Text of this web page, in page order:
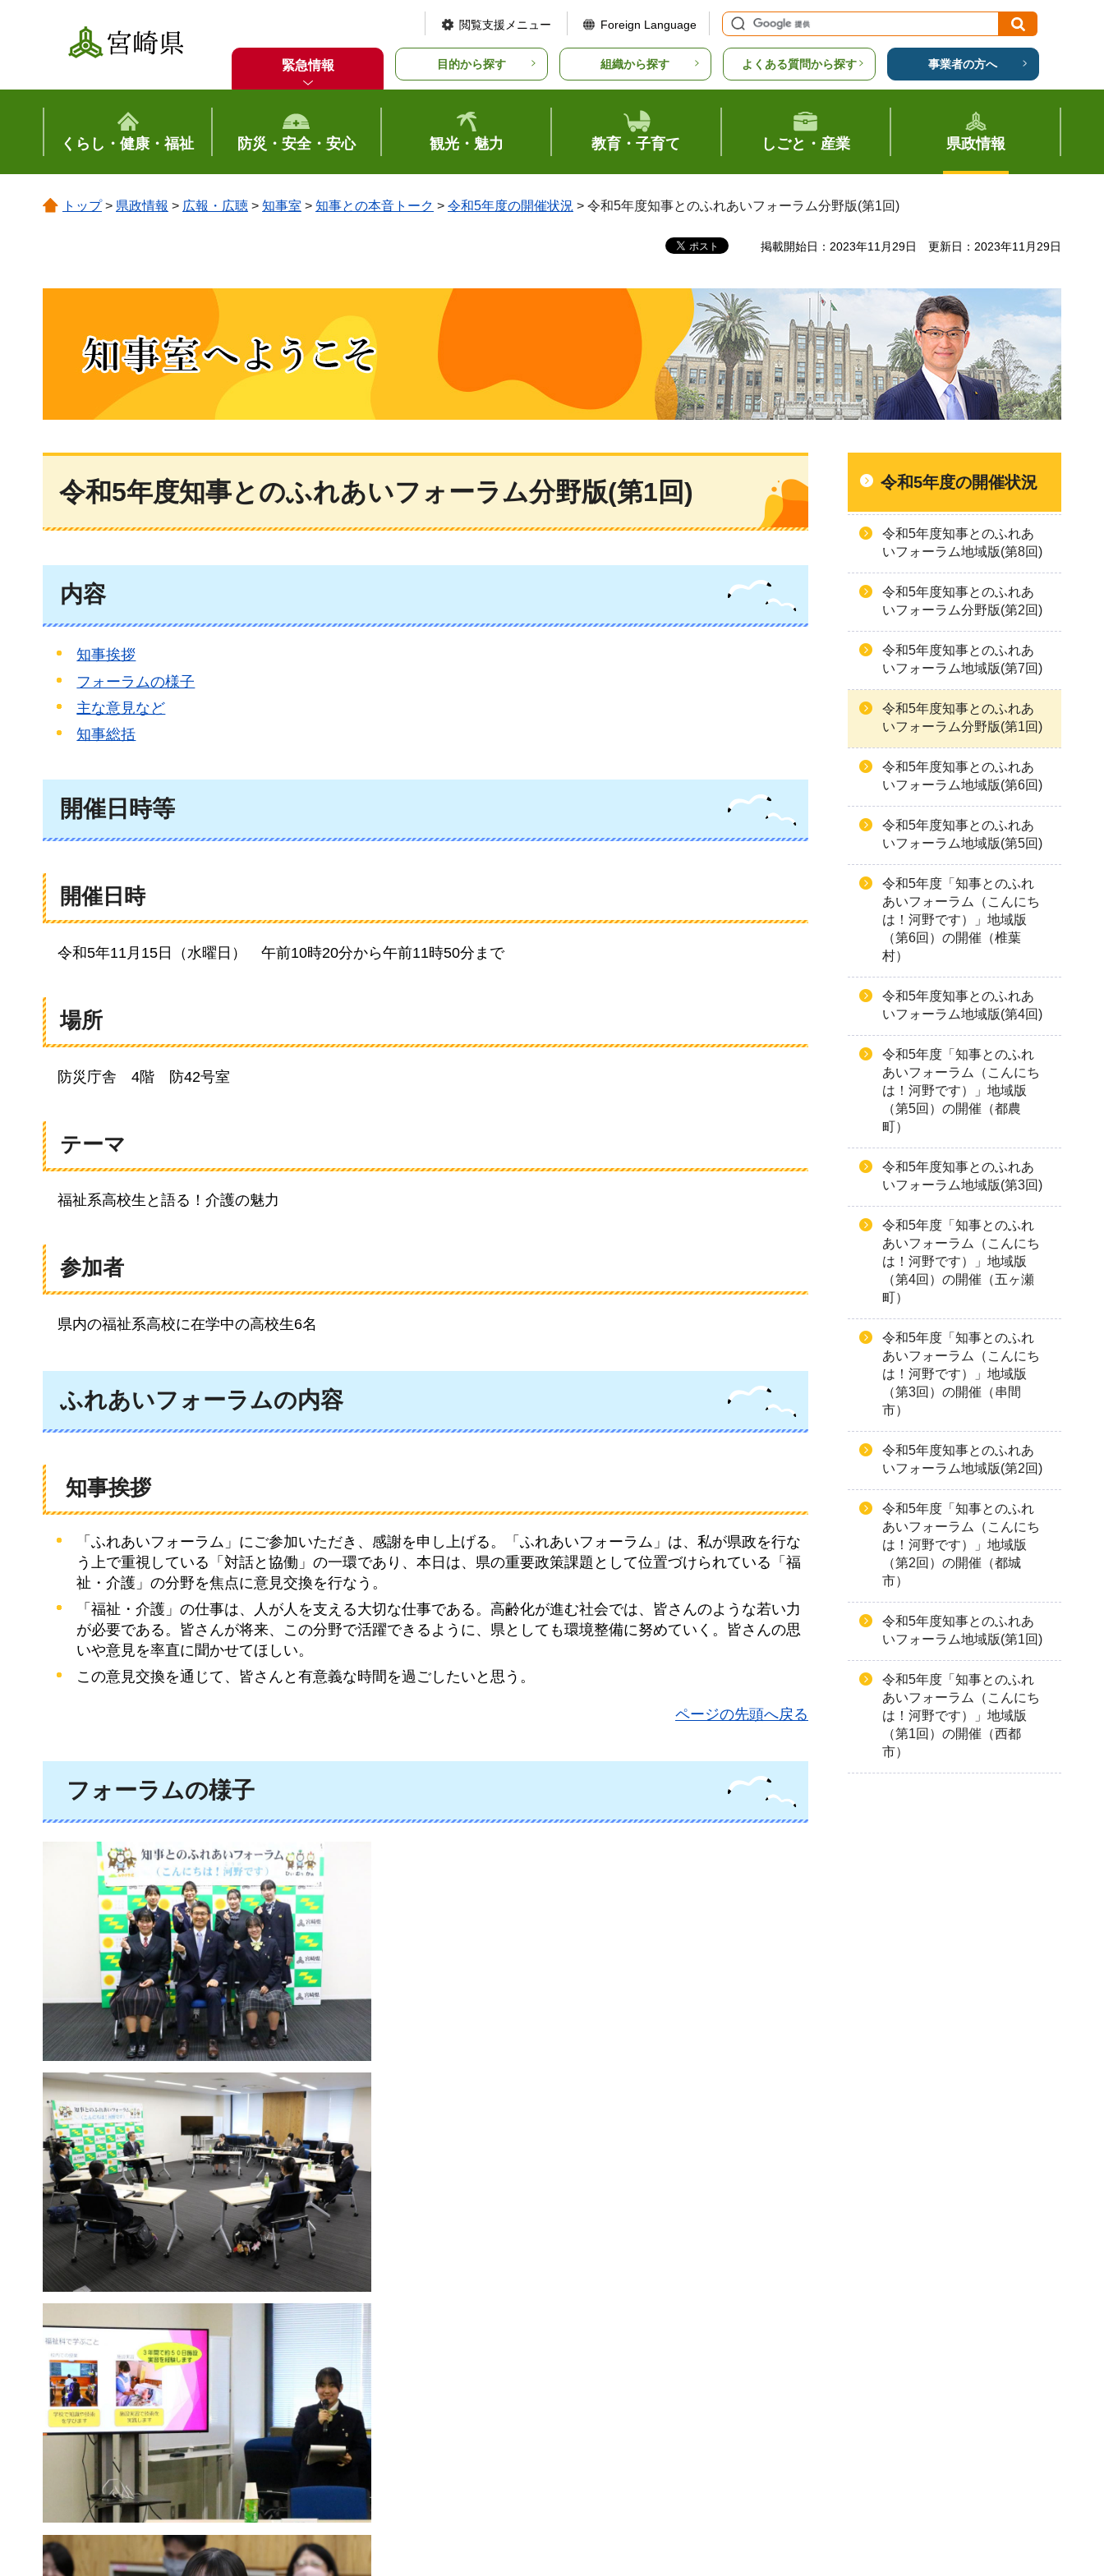
宮崎県
閲覧支援メニュー Foreign Language
緊急情報 目的から探す 組織から探す よくある質問から探す 事業者の方へ
くらし・健康・福祉 防災・安全・安心 観光・魅力 教育・子育て しごと・産業 県政情報
トップ> 県政情報 > 広報・広聴 > 知事室 > 知事との本音トーク > 令和5年度の開催状況 > 令和5年度知事とのふれあいフォーラム分野版(第1回)
掲載開始日：2023年11月29日 更新日：2023年11月29日
令和5年度知事とのふれあいフォーラム分野版(第1回)
内容
知事挨拶
フォーラムの様子
主な意見など
知事総括
開催日時等
開催日時
令和5年11月15日（水曜日） 午前10時20分から午前11時50分まで
場所
防災庁舎 4階 防42号室
テーマ
福祉系高校生と語る！介護の魅力
参加者
県内の福祉系高校に在学中の高校生6名
ふれあいフォーラムの内容
知事挨拶
「ふれあいフォーラム」にご参加いただき、感謝を申し上げる。「ふれあいフォーラム」は、私が県政を行な
う上で重視している「対話と協働」の一環であり、本日は、県の重要政策課題として位置づけられている「福
祉・介護」の分野を焦点に意見交換を行なう。
「福祉・介護」の仕事は、人が人を支える大切な仕事である。高齢化が進む社会では、皆さんのような若い力
が必要である。皆さんが将来、この分野で活躍できるように、県としても環境整備に努めていく。皆さんの思
いや意見を率直に聞かせてほしい。
この意見交換を通じて、皆さんと有意義な時間を過ごしたいと思う。
ページの先頭へ戻る
フォーラムの様子
令和5年度の開催状況
令和5年度知事とのふれあ
いフォーラム地域版(第8回)
令和5年度知事とのふれあ
いフォーラム分野版(第2回)
令和5年度知事とのふれあ
いフォーラム地域版(第7回)
令和5年度知事とのふれあ
いフォーラム分野版(第1回)
令和5年度知事とのふれあ
いフォーラム地域版(第6回)
令和5年度知事とのふれあ
いフォーラム地域版(第5回)
令和5年度「知事とのふれ
あいフォーラム（こんにち
は！河野です）」地域版
（第6回）の開催（椎葉
村）
令和5年度知事とのふれあ
いフォーラム地域版(第4回)
令和5年度「知事とのふれ
あいフォーラム（こんにち
は！河野です）」地域版
（第5回）の開催（都農
町）
令和5年度知事とのふれあ
いフォーラム地域版(第3回)
令和5年度「知事とのふれ
あいフォーラム（こんにち
は！河野です）」地域版
（第4回）の開催（五ヶ瀬
町）
令和5年度「知事とのふれ
あいフォーラム（こんにち
は！河野です）」地域版
（第3回）の開催（串間
市）
令和5年度知事とのふれあ
いフォーラム地域版(第2回)
令和5年度「知事とのふれ
あいフォーラム（こんにち
は！河野です）」地域版
（第2回）の開催（都城
市）
令和5年度知事とのふれあ
いフォーラム地域版(第1回)
令和5年度「知事とのふれ
あいフォーラム（こんにち
は！河野です）」地域版
（第1回）の開催（西都
市）